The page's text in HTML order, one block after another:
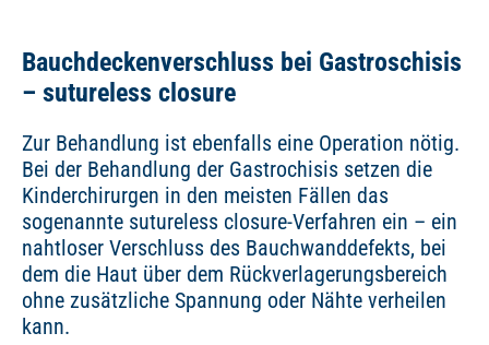
Bauchdeckenverschluss bei Gastroschisis
– sutureless closure
Zur Behandlung ist ebenfalls eine Operation nötig.
Bei der Behandlung der Gastrochisis setzen die
Kinderchirurgen in den meisten Fällen das
sogenannte sutureless closure-Verfahren ein – ein
nahtloser Verschluss des Bauchwanddefekts, bei
dem die Haut über dem Rückverlagerungsbereich
ohne zusätzliche Spannung oder Nähte verheilen
kann.